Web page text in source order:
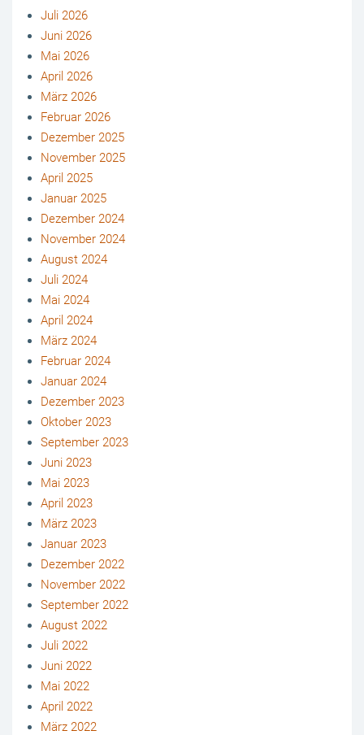
Juli 2026
Juni 2026
Mai 2026
April 2026
März 2026
Februar 2026
Dezember 2025
November 2025
April 2025
Januar 2025
Dezember 2024
November 2024
August 2024
Juli 2024
Mai 2024
April 2024
März 2024
Februar 2024
Januar 2024
Dezember 2023
Oktober 2023
September 2023
Juni 2023
Mai 2023
April 2023
März 2023
Januar 2023
Dezember 2022
November 2022
September 2022
August 2022
Juli 2022
Juni 2022
Mai 2022
April 2022
März 2022